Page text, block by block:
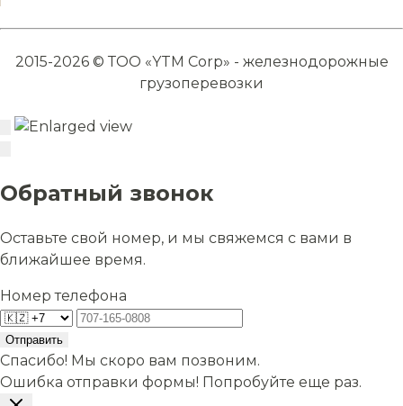
2015-2026 © ТОО «YTM Corp» - железнодорожные
грузоперевозки
Обратный звонок
Оставьте свой номер, и мы свяжемся с вами в
ближайшее время.
Номер телефона
Отправить
Спасибо! Мы скоро вам позвоним.
Ошибка отправки формы! Попробуйте еще раз.